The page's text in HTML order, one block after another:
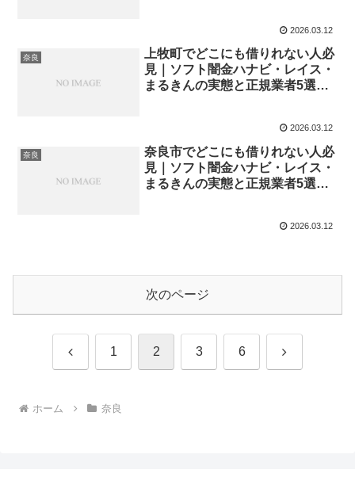
2026.03.12
奈良
上牧町でどこにも借りれない人必
見｜ソフト闇金ハナビ・レイス・
まるきんの実態と正規業者5選
2026.03.12
奈良
奈良市でどこにも借りれない人必
見｜ソフト闇金ハナビ・レイス・
まるきんの実態と正規業者5選
2026.03.12
次のページ
前 1 2 3 6 次
ホーム 奈良